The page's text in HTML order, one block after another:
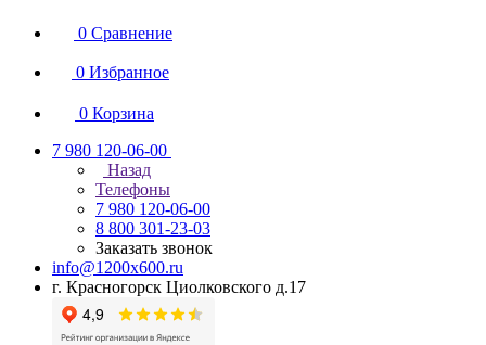
0 Сравнение
0 Избранное
0 Корзина
7 980 120-06-00
Назад
Телефоны
7 980 120-06-00
8 800 301-23-03
Заказать звонок
info@1200x600.ru
г. Красногорск Циолковского д.17